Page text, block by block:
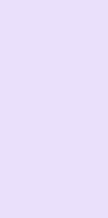
öppnas
i nytt